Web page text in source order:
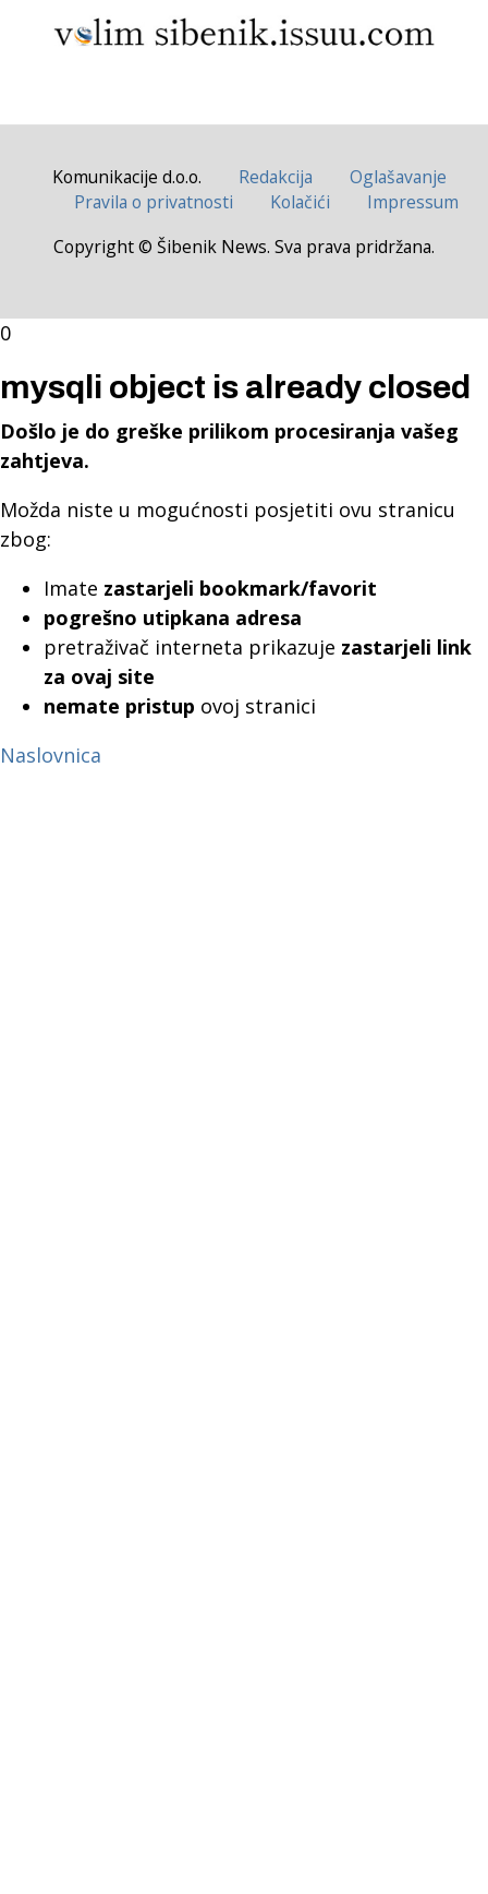
Komunikacije d.o.o. Redakcija
Oglašavanje
Pravila o privatnosti
Kolačići
Impressum
Copyright © Šibenik News. Sva prava pridržana.
0
mysqli object is already closed
Došlo je do greške prilikom procesiranja vašeg
zahtjeva.
Možda niste u mogućnosti posjetiti ovu stranicu
zbog:
Imate zastarjeli bookmark/favorit
pogrešno utipkana adresa
pretraživač interneta prikazuje zastarjeli link
za ovaj site
nemate pristup ovoj stranici
Naslovnica